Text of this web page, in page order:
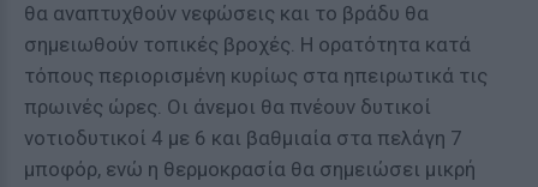
θα αναπτυχθούν νεφώσεις και το βράδυ θα
σημειωθούν τοπικές βροχές. Η ορατότητα κατά
τόπους περιορισμένη κυρίως στα ηπειρωτικά τις
πρωινές ώρες. Οι άνεμοι θα πνέουν δυτικοί
νοτιοδυτικοί 4 με 6 και βαθμιαία στα πελάγη 7
μποφόρ, ενώ η θερμοκρασία θα σημειώσει μικρή